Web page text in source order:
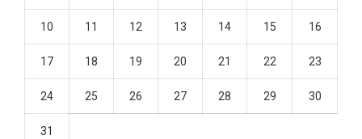
10 11 12 13 14 15 16
17 18 19 20 21 22 23
24 25 26 27 28 29 30
31